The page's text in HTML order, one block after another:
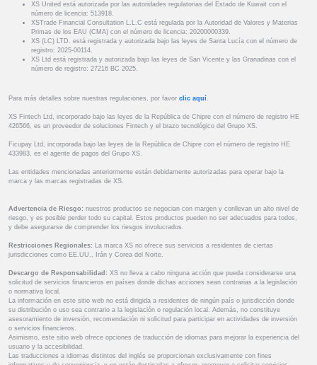
XS United está autorizada por las autoridades regulatorias del Estado de Kuwait con el
número de licencia: 513918.
XSTrade Financial Consultation L.L.C está regulada por la Autoridad de Valores y Materias
Primas de los EAU (CMA) con el número de licencia: 20200000339.
XS (LC) LTD. está registrada y autorizada bajo las leyes de Santa Lucía con el número de
registro: 2025-00114.
XS Ltd está registrada y autorizada bajo las leyes de San Vicente y las Granadinas con el
número de registro: 27216 BC 2025.
Para más detalles sobre nuestras regulaciones, por favor clic aquí .
XS Fintech Ltd, incorporado bajo las leyes de la República de Chipre con el número de registro HE
426566, es un proveedor de soluciones Fintech y el brazo tecnológico del Grupo XS.
Ficupay Ltd, incorporada bajo las leyes de la República de Chipre con el número de registro HE
433983, es el agente de pagos del Grupo XS.
Las entidades mencionadas anteriormente están debidamente autorizadas para operar bajo la
marca y las marcas registradas de XS.
Advertencia de Riesgo: nuestros productos se negocian con margen y conllevan un alto nivel de
riesgo, y es posible perder todo su capital. Estos productos pueden no ser adecuados para todos,
y debe asegurarse de comprender los riesgos involucrados.
Restricciones Regionales: La marca XS no ofrece sus servicios a residentes de ciertas
jurisdicciones como EE.UU., Irán y Corea del Norte.
Descargo de Responsabilidad: XS no lleva a cabo ninguna acción que pueda considerarse una
solicitud de servicios financieros en países donde dichas acciones sean contrarias a la legislación
o normativa local.
La información en este sitio web no está dirigida a residentes de ningún país o jurisdicción donde
su distribución o uso sea contrario a la legislación o regulación local. Además, no constituye
asesoramiento de inversión, recomendación ni solicitud para participar en actividades de inversión
o servicios financieros.
Asimismo, este sitio web ofrece opciones de traducción de idiomas para mejorar la experiencia del
usuario y la accesibilidad.
Las traducciones a idiomas distintos del inglés se proporcionan exclusivamente con fines